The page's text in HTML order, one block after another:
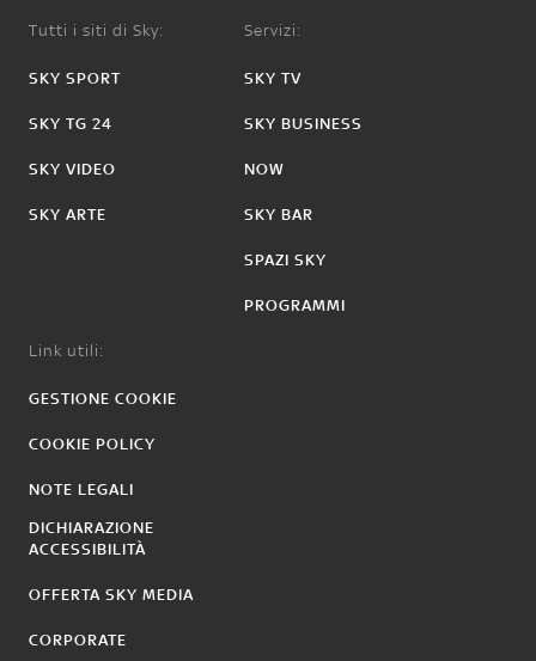
Tutti i siti di Sky:
SKY SPORT
SKY TG 24
SKY VIDEO
SKY ARTE
Servizi:
SKY TV
SKY BUSINESS
NOW
SKY BAR
SPAZI SKY
PROGRAMMI
Link utili:
GESTIONE COOKIE
COOKIE POLICY
NOTE LEGALI
DICHIARAZIONE
ACCESSIBILITÀ
OFFERTA SKY MEDIA
CORPORATE